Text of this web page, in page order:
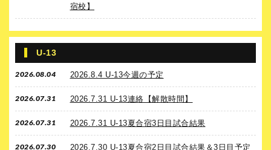
宿校】
U-13
2026.08.04 2026.8.4 U-13今週の予定
2026.07.31 2026.7.31 U-13連絡【解散時間】
2026.07.31 2026.7.31 U-13夏合宿3日目試合結果
2026.07.30 2026.7.30 U-13夏合宿2日目試合結果＆3日目予定